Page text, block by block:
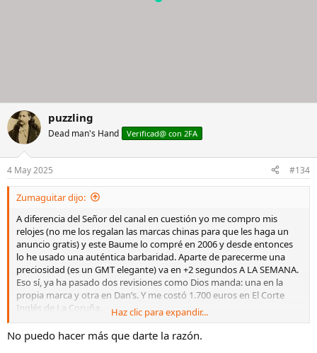
puzzling
Dead man's Hand Verificad@ con 2FA
4 May 2025 #134
Zumaguitar dijo:
A diferencia del Señor del canal en cuestión yo me compro mis
relojes (no me los regalan las marcas chinas para que les haga un
anuncio gratis) y este Baume lo compré en 2006 y desde entonces
lo he usado una auténtica barbaridad. Aparte de parecerme una
preciosidad (es un GMT elegante) va en +2 segundos A LA SEMANA.
Eso sí, ya ha pasado dos revisiones como Dios manda: una en la
propia marca y otra en Dan’s. Y me costó 1.700 euros en El Corte
Inglés de La Coruña.
Por eso me duele que se generalice y se insulte a una marca que
nació en 1.830 y que tiene el punzón de Geneve en la esfera (muy
poquitas lo pueden lucir)
Haz clic para expandir...
No puedo hacer más que darte la razón.